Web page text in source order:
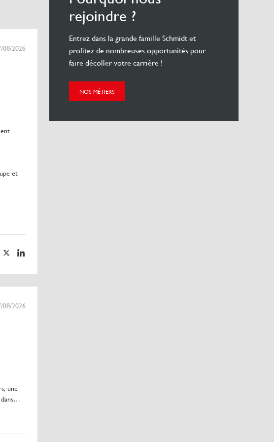
08/2026
et
un
08/2026
une
ou
rejoindre ?
Entrez dans la grande famille Schmidt et
profitez de nombreuses opportunités pour
faire décoller votre carrière !
NOS MÉTIERS